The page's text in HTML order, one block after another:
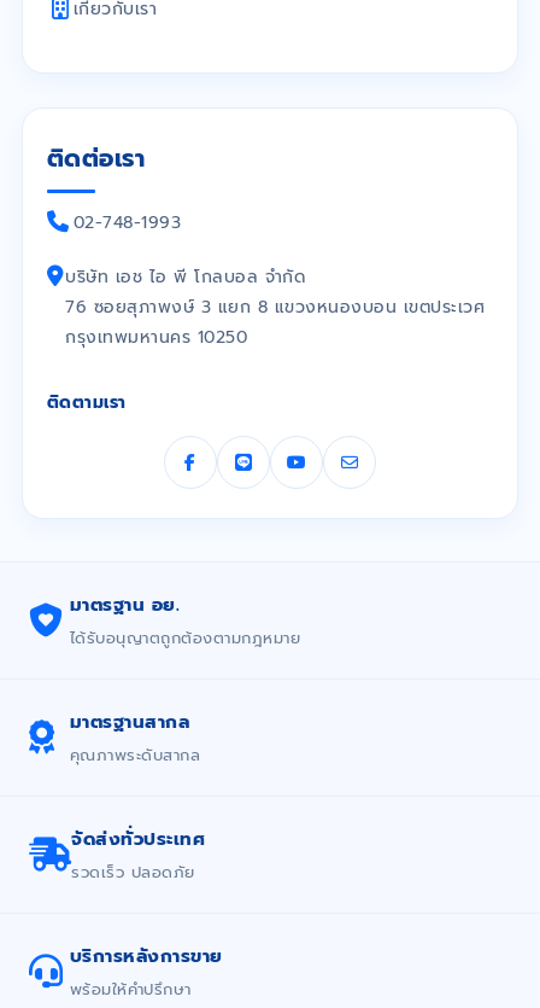
เกี่ยวกับเรา
ติดต่อเรา
02-748-1993
บริษัท เอช ไอ พี โกลบอล จำกัด
76 ซอยสุภาพงษ์ 3 แยก 8 แขวงหนองบอน เขตประเวศ
กรุงเทพมหานคร 10250
ติดตามเรา
มาตรฐาน อย.
ได้รับอนุญาตถูกต้องตามกฎหมาย
มาตรฐานสากล
คุณภาพระดับสากล
จัดส่งทั่วประเทศ
รวดเร็ว ปลอดภัย
บริการหลังการขาย
พร้อมให้คำปรึกษา